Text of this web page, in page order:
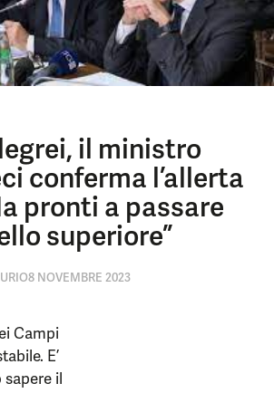
il ministro
conferma l’allerta
pronti a passare
superiore”
8 NOVEMBRE 2023
Campi
E’
il